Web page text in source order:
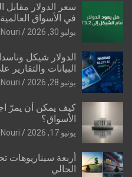
سعر الدولار مقابل
في الأسواق
يوليو 30, 2026
الدولار شيكل
البيانات والتقارير
يونيو 28, 2026
كيف يمكن أن يمرّ
الأسواق؟
يونيو 17, 2026
أربعة سيناريوهات
الحالي